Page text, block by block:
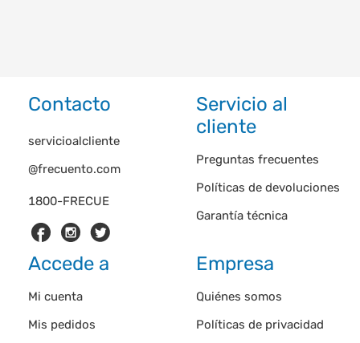
Contacto
1800-FRECUE
servicioalcliente
@frecuento.com
Servicio al
cliente
Preguntas frecuentes
Políticas de devoluciones
Garantía técnica
Accede a
Mi cuenta
Mis pedidos
Empresa
Quiénes somos
Políticas de privacidad